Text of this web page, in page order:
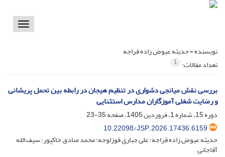
Toggle
نویسنده =حدیثه عیوض زاده قراجه
تعداد مقالات: 1
بررسی نقش میانجی دشواری در تنظیم هیجان در رابطه بین تحمل پریشانی
و رضایت شغلی آموزگاران مدارس استثنایی
دوره 15، شماره 1، فروردین 1405، صفحه
35-23
10.22098/JSP.2026.17436.6159
حدیثه عیوض زاده قراجه؛ علی جباری قوزلوجه؛ محمد صادق خاکپور؛ سیف الله
آقاجانی